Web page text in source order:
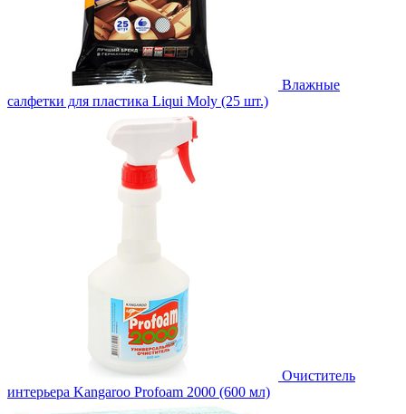
Влажные
салфетки для пластика Liqui Moly (25 шт.)
Очиститель
интерьера Kangaroo Profoam 2000 (600 мл)